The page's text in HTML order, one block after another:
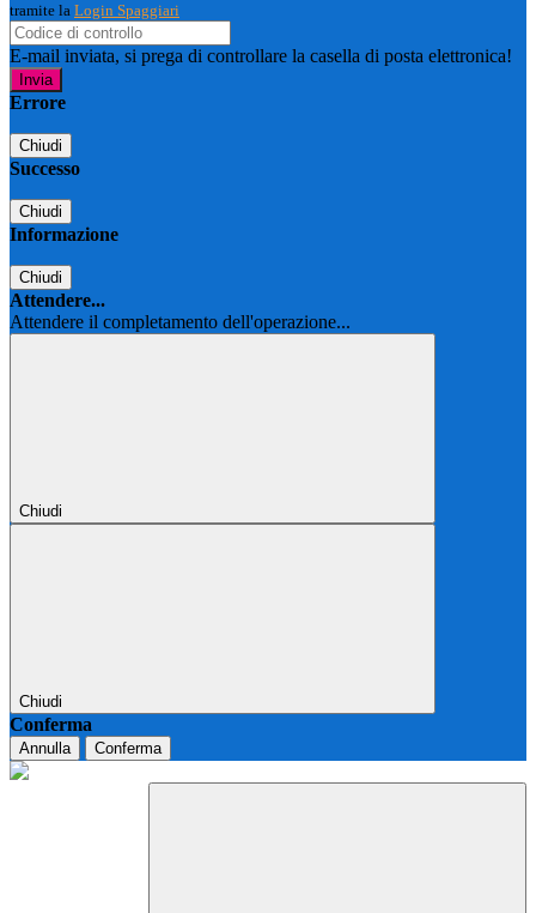
tramite la Login Spaggiari
E-mail inviata, si prega di controllare la casella di posta elettronica!
Errore
Chiudi
Successo
Chiudi
Informazione
Chiudi
Attendere...
Attendere il completamento dell'operazione...
Chiudi
Chiudi
Conferma
Annulla Conferma